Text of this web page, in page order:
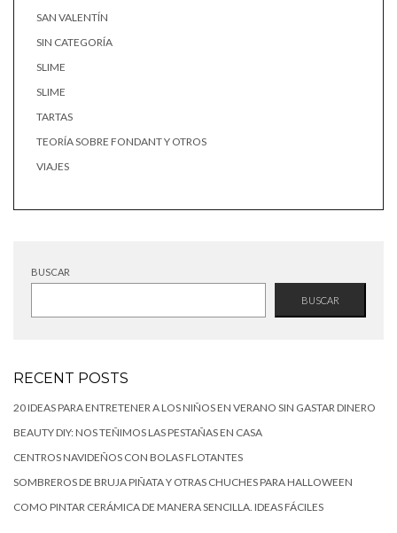
SAN VALENTÍN
SIN CATEGORÍA
SLIME
SLIME
TARTAS
TEORÍA SOBRE FONDANT Y OTROS
VIAJES
BUSCAR
BUSCAR
RECENT POSTS
20 IDEAS PARA ENTRETENER A LOS NIÑOS EN VERANO SIN GASTAR DINERO
BEAUTY DIY: NOS TEÑIMOS LAS PESTAÑAS EN CASA
CENTROS NAVIDEÑOS CON BOLAS FLOTANTES
SOMBREROS DE BRUJA PIÑATA Y OTRAS CHUCHES PARA HALLOWEEN
COMO PINTAR CERÁMICA DE MANERA SENCILLA. IDEAS FÁCILES